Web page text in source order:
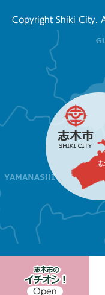
Open
Copyright Shiki City.